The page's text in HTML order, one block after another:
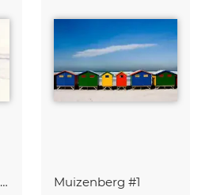
Girl dancing in front of Table Mountain Muizenberg #1